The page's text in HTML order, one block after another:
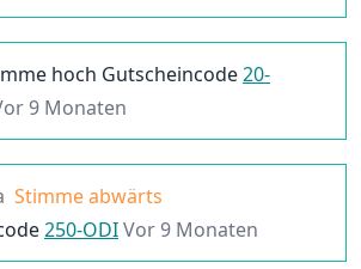
hoch Gutscheincode20-
9 Monaten
Stimme abwärts
250-ODIVor 9 Monaten